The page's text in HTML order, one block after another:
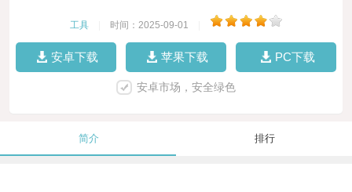
工具 时间：2025-09-01
安卓下载 苹果下载 PC下载
安卓市场，安全绿色
简介 排行